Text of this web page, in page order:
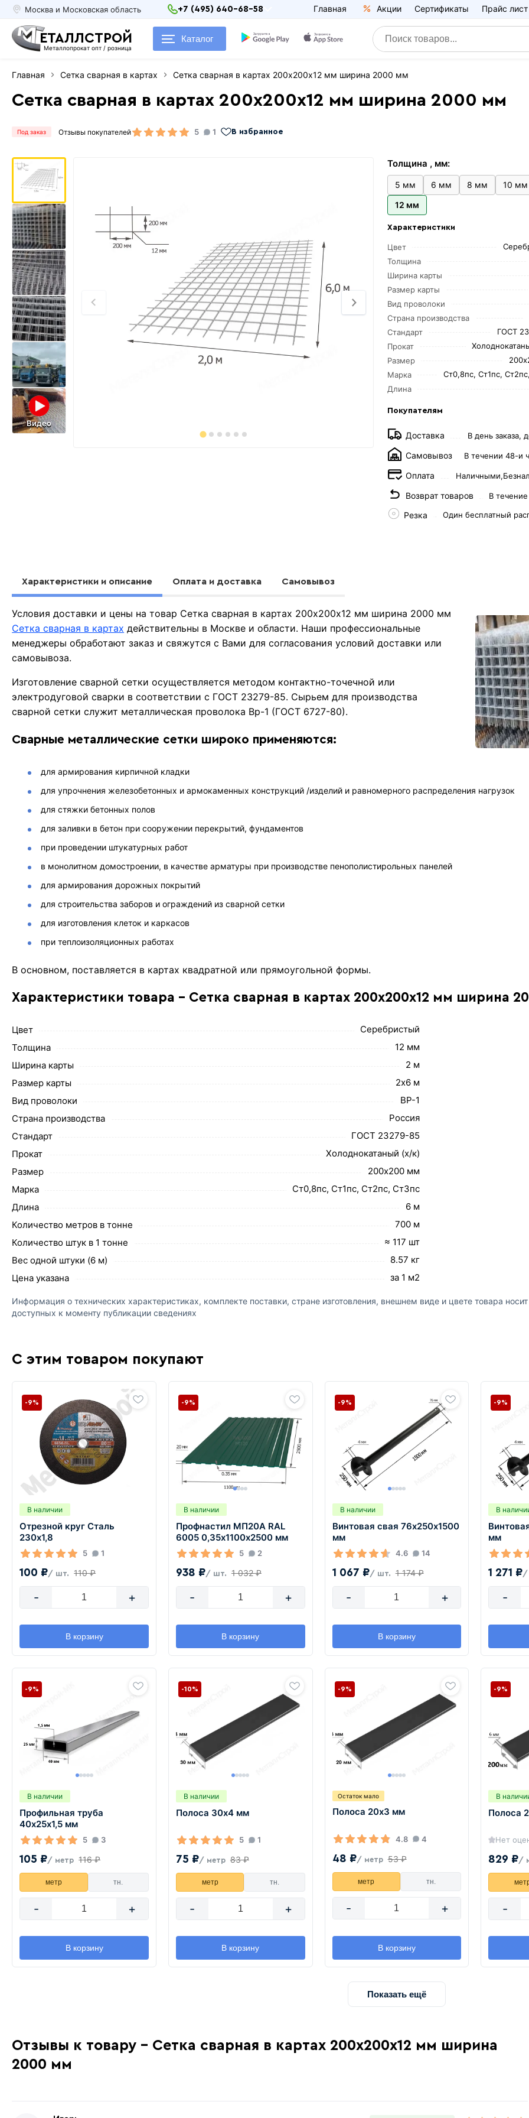
Москва и Московская область +7 (495) 640-68-58 Главная Акции Сертификаты Прайс лист
ЕТАЛЛСТРОЙ
Металлопрокат опт / розница
Каталог
Главная Сетка сварная в картах Сетка сварная в картах 200х200х12 мм ширина 2000 мм
Сетка сварная в картах 200х200х12 мм ширина 2000 мм
Под заказ Отзывы покупателей 5 1 В избранное
Видео
Толщина , мм:
5 мм 6 мм 8 мм
10 мм
12 мм
Характеристики
Цвет
Толщина
Ширина карты
Размер карты
Вид проволоки
Страна производства
Стандарт
ГОСТ
Прокат
Размер
Марка
Ст0,8пс, Ст1пс,
Длина
Покупателям
Доставка В день заказа,
Самовывоз В течении 48-и
Оплата Наличными,
Возврат товаров В
Резка Один бесплатный
Характеристики и описание Оплата и доставка Самовывоз
Условия доставки и цены на товар Сетка сварная в картах 200х200х12 мм ширина 2000 мм
Сетка сварная в картах действительны в Москве и области. Наши профессиональные
менеджеры обработают заказ и свяжутся с Вами для согласования условий доставки или
самовывоза.
Изготовление сварной сетки осуществляется методом контактно-точечной или
электродуговой сварки в соответствии с ГОСТ 23279-85. Сырьем для производства
сварной сетки служит металлическая проволока Вр-1 (ГОСТ 6727-80).
Сварные металлические сетки широко применяются:
для армирования кирпичной кладки
для упрочнения железобетонных и армокаменных конструкций /изделий и равномерного распределения нагрузок
для стяжки бетонных полов
для заливки в бетон при сооружении перекрытий, фундаментов
при проведении штукатурных работ
в монолитном домостроении, в качестве арматуры при производстве пенополистирольных панелей
для армирования дорожных покрытий
для строительства заборов и ограждений из сварной сетки
для изготовления клеток и каркасов
при теплоизоляционных работах
В основном, поставляется в картах квадратной или прямоугольной формы.
Характеристики товара - Сетка сварная в картах 200х200х12 мм ширина
Цвет
Серебристый
Толщина
12 мм
Ширина карты
2 м
Размер карты
2х6 м
Вид проволоки
ВР-1
Страна производства
Россия
Стандарт
ГОСТ 23279-85
Прокат
Холоднокатаный (х/к)
Размер
200х200 мм
Марка
Ст0,8пс, Ст1пс, Ст2пс, Ст3пс
Длина
6 м
Количество метров в тонне
700 м
Количество штук в 1 тонне
≈ 117 шт
Вес одной штуки (6 м)
8.57 кг
Цена указана
за 1 м2
Информация о технических характеристиках, комплекте поставки, стране изготовления, внешнем виде и цвете товара
доступных к моменту публикации сведениях
С этим товаром покупают
В наличии
Отрезной круг Сталь
230х1,8
5 1
100 ₽/ шт. 110 ₽
-9%
- +
В корзину
В наличии
Профнастил МП20А RAL
6005 0,35х1100х2500 мм
5 2
938 ₽/ шт. 1 032 ₽
-9%
- +
В корзину
В наличии
Винтовая свая 76х250х1500
мм
4.6 14
1 067 ₽/ шт. 1 174 ₽
-9%
- +
В корзину
В
мм
1 271 ₽/
-9%
-
В наличии
Профильная труба
40х25х1,5 мм
5 3
105 ₽/ метр 116 ₽
-9%
метр тн.
- +
В корзину
В наличии
Полоса 30х4 мм
5 1
75 ₽/ метр 83 ₽
-10%
метр тн.
- +
В корзину
Остаток мало
Полоса 20х3 мм
4.8 4
48 ₽/ метр 53 ₽
-9%
метр тн.
- +
В корзину
В
Полоса
Нет
829 ₽/
-9%
-
Показать ещё
Отзывы к товару - Сетка сварная в картах 200х200х12 мм ширина
2000 мм